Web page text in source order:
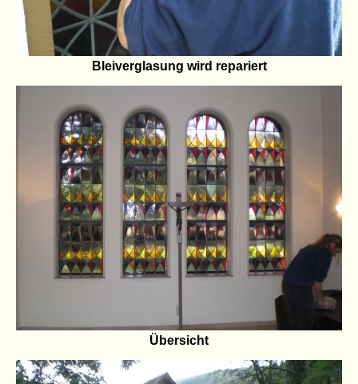
Bleiverglasung wird repariert
Übersicht